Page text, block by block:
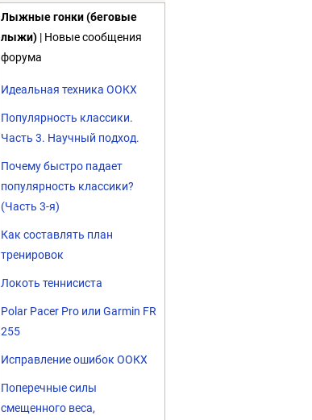
Лыжные гонки (беговые
лыжи) | Новые сообщения
форума
Идеальная техника ООКХ
Популярность классики.
Часть 3. Научный подход.
Почему быстро падает
популярность классики?
(Часть 3-я)
Как составлять план
тренировок
Локоть теннисиста
Polar Pacer Pro или Garmin FR
255
Исправление ошибок ООКХ
Поперечные силы
смещенного веса,